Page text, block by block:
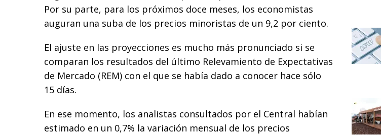
Por su parte, para los próximos doce meses, los economistas
auguran una suba de los precios minoristas de un 9,2 por ciento.
El ajuste en las proyecciones es mucho más pronunciado si se
comparan los resultados del último Relevamiento de Expectativas
de Mercado (REM) con el que se había dado a conocer hace sólo
15 días.
En ese momento, los analistas consultados por el Central habían
estimado en un 0,7% la variación mensual de los precios